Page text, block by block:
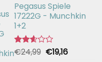
mit
2.49
von 5
Pegasus Spiele
17222G - Munchkin
1+2
Bewertet
€24,99 Ursprünglicher
€19,16Aktueller